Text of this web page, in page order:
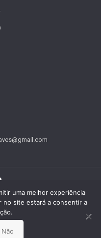
Família. Todos os direitos
uma melhor experiência
no site estará a consentir a
Não